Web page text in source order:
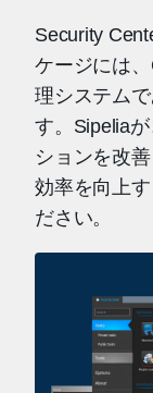
Security
ケージには
理システム
す。Sipelia
ションを改
効率を向上
ださい。